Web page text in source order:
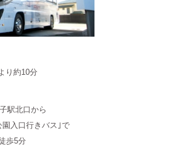
り約10分
駅北口から
園入口行きバス｣で
歩5分